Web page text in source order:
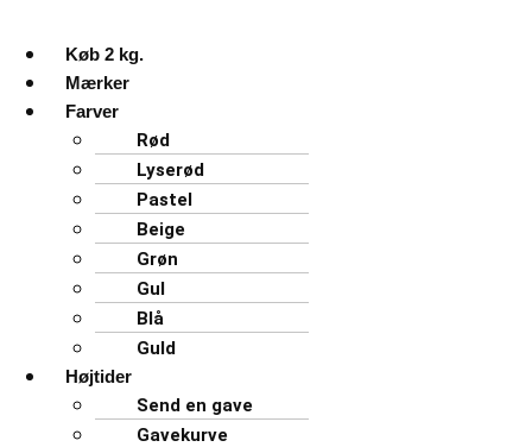
Køb 2 kg.
Mærker
Farver
Rød
Lyserød
Pastel
Beige
Grøn
Gul
Blå
Guld
Højtider
Send en gave
Gavekurve